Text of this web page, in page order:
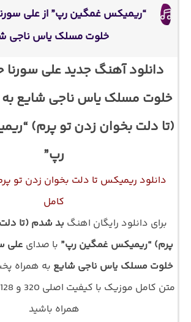
“ریمیکس غمگین رپ” از علی
خلوت مسلک یاس ناجی
دانلود آهنگ جدید علی
خلوت مسلک یاس ناجی شایع
(تا دلت بخوان زدن تو پرم)
رپ”
دانلود ریمیکس تا دلت بخوان زدن تو
کامل
برای دانلود رایگان اهنگ بد شدم (تا
پرم) “ریمیکس غمگین رپ” با صدای علی
خلوت مسلک یاس ناجی شایع به همراه
متن کامل موزیک با کیفیت اصلی 320 و 128 با
همراه باشید